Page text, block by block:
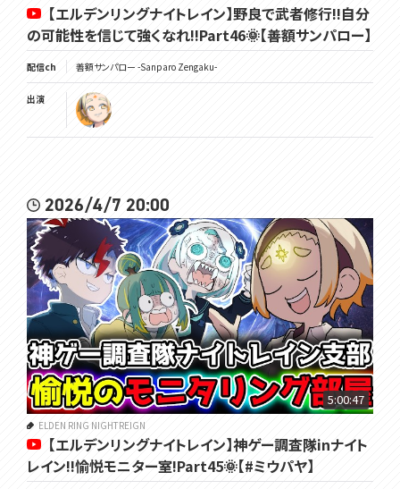
【エルデンリングナイトレイン】野良で武者修行!!自分
の可能性を信じて強くなれ!!Part46🌞【善額サンパロー】
配信ch 善額サンパロー -Sanparo Zengaku-
出演
2026/4/7 20:00
5:00:47
ELDEN RING NIGHTREIGN
【エルデンリングナイトレイン】神ゲー調査隊inナイト
レイン!!愉悦モニター室!Part45🌞【#ミウパヤ】